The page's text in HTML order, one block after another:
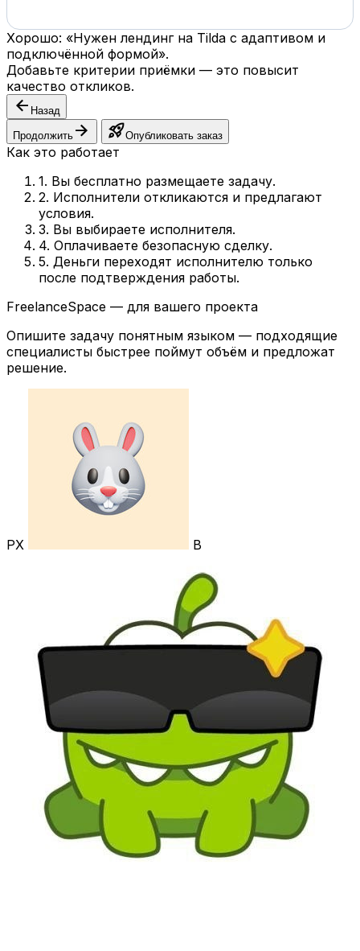
Хорошо: «Нужен лендинг на Tilda с адаптивом и
подключённой формой».
Добавьте критерии приёмки — это повысит
качество откликов.
arrow_back Назад
Продолжить arrow_forward rocket_launchОпубликовать заказ
Как это работает
1. Вы бесплатно размещаете задачу.
2. Исполнители откликаются и предлагают
условия.
3. Вы выбираете исполнителя.
4. Оплачиваете безопасную сделку.
5. Деньги переходят исполнителю только
после подтверждения работы.
FreelanceSpace — для вашего проекта
Опишите задачу понятным языком — подходящие
специалисты быстрее поймут объём и предложат
решение.
РХ В